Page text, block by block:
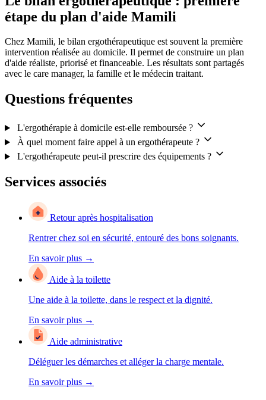
étape du plan d'aide Mamili
Chez Mamili, le bilan ergothérapeutique est souvent la première
intervention réalisée au domicile. Il permet de construire un plan
d'aide réaliste, priorisé et financeable. Les résultats sont partagés
avec le care manager, la famille et le médecin traitant.
Questions fréquentes
L'ergothérapie à domicile est-elle remboursée ?
À quel moment faire appel à un ergothérapeute ?
L'ergothérapeute peut-il prescrire des équipements ?
Services associés
Retour après hospitalisation
Rentrer chez soi en sécurité, entouré des bons soignants.
En savoir plus →
Aide à la toilette
Une aide à la toilette, dans le respect et la dignité.
En savoir plus →
Aide administrative
Déléguer les démarches et alléger la charge mentale.
En savoir plus →